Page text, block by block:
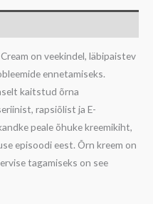
on veekindel, läbipaistev
ennetamiseks.
kaitstud õrna
rapsiõlist ja E-
peale õhuke kreemikiht,
episoodi eest. Õrn kreem on
tagamiseks on see